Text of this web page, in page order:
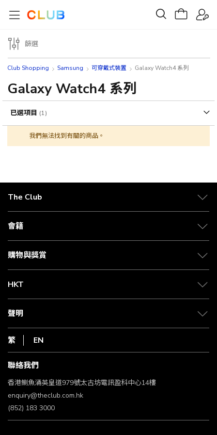
Club Shopping Samsung 可穿戴式裝置 Galaxy Watch4 系列
Galaxy Watch4 系列
我們無法找到有關的商品。
篩選
已選項目
The Club
關於 The Club
合作夥伴
媒體中心
會籍
會籍及專屬禮遇
賺取積分
購物與獎賞
物流與配送
Club Shopping 商品領取站
常見問題
HKT
csl.
1010
HKT
聲明
私隱聲明
使用條款
條款及細則
不歧視及不騷擾聲明
認可牌照及通告
繁 EN
聯絡我們
香港鰂魚涌英皇道979號太古坊電訊盈科中心14樓
enquiry@theclub.com.hk
(852) 183 3000